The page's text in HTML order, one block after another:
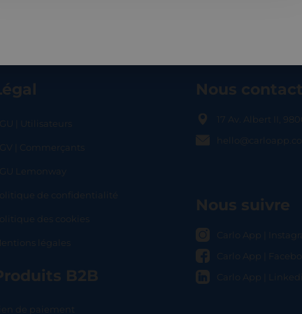
| Utilisateurs
| Commerçants
Lemonway
de confidentialité
des cookies
légales
B2B
de paiement
Nous
17 Av. Albert II,
Nous suivre
Carlo App |
Carlo App |
Carlo App |
LOCAL